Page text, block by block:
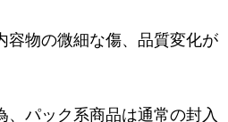
容物の微細な傷、品質変化が
、パック系商品は通常の封入